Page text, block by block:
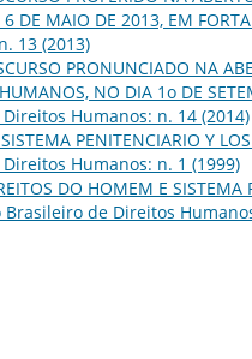
DE MAIO DE 2013, EM
13 (2013)
PRONUNCIADO NA
NO DIA 1o DE
Humanos: n. 14 (2014)
PENITENCIARIO Y
Humanos: n. 1 (1999)
DO HOMEM E SISTEMA
de Direitos